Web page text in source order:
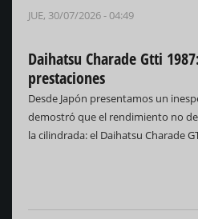
JUE, 30/07/2026 - 04:49
Daihatsu Charade Gtti
prestaciones
Desde Japón presentamos un
demostró que el rendimiento no
la cilindrada: el Daihatsu Charade